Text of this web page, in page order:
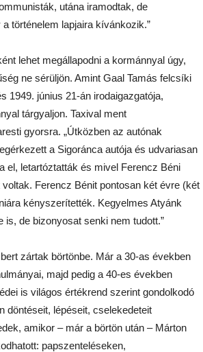
utána iramodtak, de
történelem lapjaira kívánkozik.”
lehet megállapodni a kormánnyal úgy,
ne sérüljön. Amint Gaal Tamás felcsíki
1949. június 21-án irodaigazgatója,
tárgyaljon. Taxival ment
gyorsra. „Útközben az autónak
a Sigoránca autója és udvariasan
el, letartóztatták és mivel Ferencz Béni
Ferencz Bénit pontosan két évre (két
kényszerítették. Kegyelmes Atyánk
is, de bizonyosat senki nem tudott.”
zártak börtönbe. Már a 30-as években
majd pedig a 40-es években
is világos értékrend szerint gondolkodó
döntéseit, lépéseit, cselekedeteit
amikor – már a börtön után – Márton
papszenteléseken,